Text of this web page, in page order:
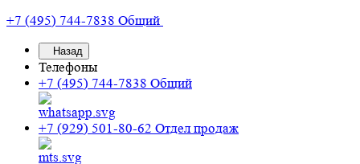
+7 (495) 744-7838 Общий
Назад
Телефоны
+7 (495) 744-7838 Общий
+7 (929) 501-80-62 Отдел продаж